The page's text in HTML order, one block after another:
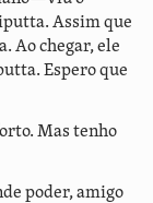
Assim que
Ao chegar, ele
Espero que
Mas tenho
poder, amigo